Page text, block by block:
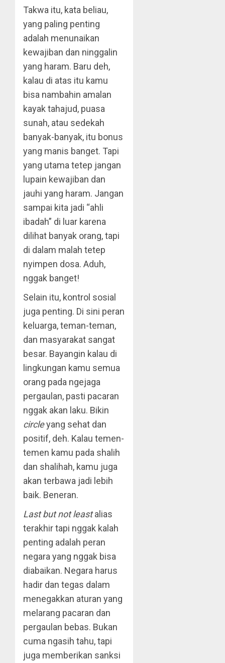
Takwa itu, kata beliau,
yang paling penting
adalah menunaikan
kewajiban dan ninggalin
yang haram. Baru deh,
kalau di atas itu kamu
bisa nambahin amalan
kayak tahajud, puasa
sunah, atau sedekah
banyak-banyak, itu bonus
yang manis banget. Tapi
yang utama tetep jangan
lupain kewajiban dan
jauhi yang haram. Jangan
sampai kita jadi “ahli
ibadah” di luar karena
dilihat banyak orang, tapi
di dalam malah tetep
nyimpen dosa. Aduh,
nggak banget!
Selain itu, kontrol sosial
juga penting. Di sini peran
keluarga, teman-teman,
dan masyarakat sangat
besar. Bayangin kalau di
lingkungan kamu semua
orang pada ngejaga
pergaulan, pasti pacaran
nggak akan laku. Bikin
circleyang sehat dan
positif, deh. Kalau temen-
temen kamu pada shalih
dan shalihah, kamu juga
akan terbawa jadi lebih
baik. Beneran.
Last but not leastalias
terakhir tapi nggak kalah
penting adalah peran
negara yang nggak bisa
diabaikan. Negara harus
hadir dan tegas dalam
menegakkan aturan yang
melarang pacaran dan
pergaulan bebas. Bukan
cuma ngasih tahu, tapi
juga memberikan sanksi